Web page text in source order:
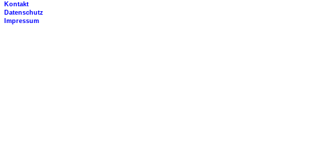
Kontakt
Datenschutz
Impressum